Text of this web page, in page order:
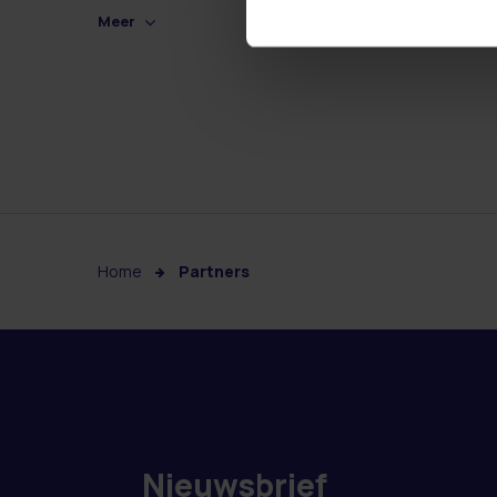
Meer
Home Partners
Nieuwsbrief